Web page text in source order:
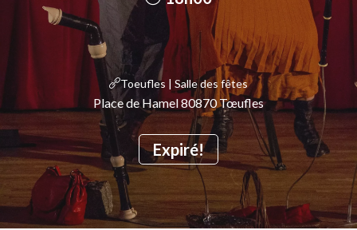
Expiré!
Toeufles | Salle des fêtes
Place de Hamel 80870 Tœufles